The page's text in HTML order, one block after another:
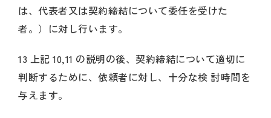
は、代表者又は契約締結について委任を受けた
者。）に対し行います。
13 上記 10,11 の説明の後、契約締結について適切に
判断するために、依頼者に対し、十分な検 討時間を
与えます。